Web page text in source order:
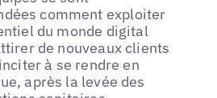
comment exploiter
du monde digital
de nouveaux clients
à se rendre en
après la levée des